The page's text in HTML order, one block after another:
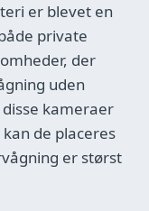
er blevet en
private
der
uden
kameraer
de placeres
er størst